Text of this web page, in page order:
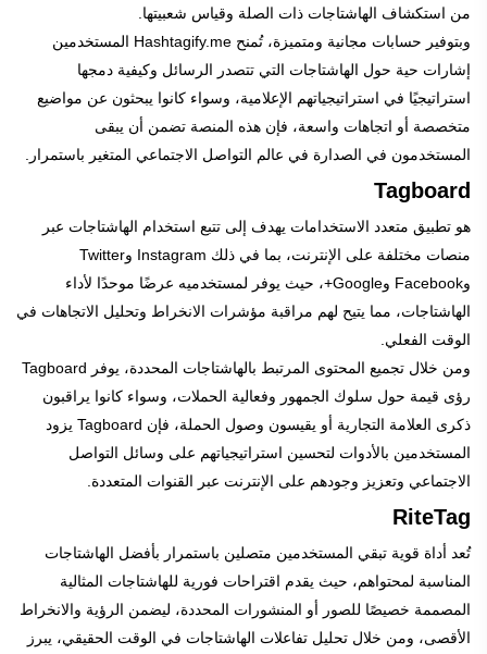
من استكشاف الهاشتاجات ذات الصلة وقياس شعبيتها.
وبتوفير حسابات مجانية ومتميزة، تُمنح Hashtagify.me المستخدمين
إشارات حية حول الهاشتاجات التي تتصدر الرسائل وكيفية دمجها
استراتيجيًا في استراتيجياتهم الإعلامية، وسواء كانوا يبحثون عن مواضيع
متخصصة أو اتجاهات واسعة، فإن هذه المنصة تضمن أن يبقى
المستخدمون في الصدارة في عالم التواصل الاجتماعي المتغير باستمرار.
Tagboard
هو تطبيق متعدد الاستخدامات يهدف إلى تتبع استخدام الهاشتاجات عبر
منصات مختلفة على الإنترنت، بما في ذلك Instagram وTwitter
وFacebook وGoogle+، حيث يوفر لمستخدميه عرضًا موحدًا لأداء
الهاشتاجات، مما يتيح لهم مراقبة مؤشرات الانخراط وتحليل الاتجاهات في
الوقت الفعلي.
ومن خلال تجميع المحتوى المرتبط بالهاشتاجات المحددة، يوفر Tagboard
رؤى قيمة حول سلوك الجمهور وفعالية الحملات، وسواء كانوا يراقبون
ذكرى العلامة التجارية أو يقيسون وصول الحملة، فإن Tagboard يزود
المستخدمين بالأدوات لتحسين استراتيجياتهم على وسائل التواصل
الاجتماعي وتعزيز وجودهم على الإنترنت عبر القنوات المتعددة.
RiteTag
تُعد أداة قوية تبقي المستخدمين متصلين باستمرار بأفضل الهاشتاجات
المناسبة لمحتواهم، حيث يقدم اقتراحات فورية للهاشتاجات المثالية
المصممة خصيصًا للصور أو المنشورات المحددة، ليضمن الرؤية والانخراط
الأقصى، ومن خلال تحليل تفاعلات الهاشتاجات في الوقت الحقيقي، يبرز